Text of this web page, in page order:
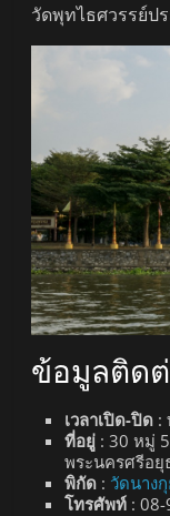
วัดพุทไธศวรรย์ป
ข้อมูลติด
เวลาเปิด-ปิด :
ที่อยู่ : 30 หมู่
พระนครศรีอยุ
พิกัด : วัดนาง
โทรศัพท์ :